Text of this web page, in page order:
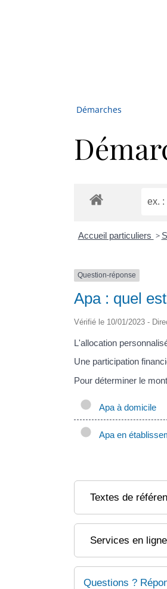
Démarches
Accueil particuliers >
Question-réponse
Apa : quel
Vérifié le 10/01/2023 -
L'allocation
Une participation
Pour déterminer le
Apa à domicile
Apa en
Textes de
Services en
Questions ?